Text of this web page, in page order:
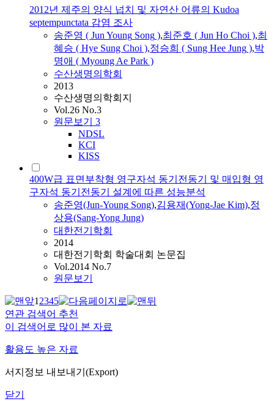
2012년 제주의 양식 넙치 및 자연산 어류의 Kudoa
septempunctata 감염 조사
송준영 ( JunYoung Song ),최준호 ( Jun Ho Choi ),최
혜승 ( Hye Sung Choi ),정승희 ( Sung Hee Jung ),박
명애 ( Myoung Ae Park )
수산생명의학회
2013
수산생명의학회지
Vol.26 No.3
원문보기 3
NDSL
KCI
KISS
400W급 표면부착형 영구자석 동기전동기 및 매입형 영
구자석 동기전동기 설계에 따른 성능분석
송준영(Jun-Young Song),김용재(Yong-Jae Kim),정
상용(Sang-Yong Jung)
대한전기학회
2014
대한전기학회 학술대회 논문집
Vol.2014 No.7
원문보기
12345
연관 검색어 추천
이 검색어로 많이 본 자료
활용도 높은 자료
서지정보 내보내기(Export)
닫기